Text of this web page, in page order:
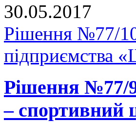
30.05.2017
Рішення №77/
підприємства
Рішення №77/
– спортивний